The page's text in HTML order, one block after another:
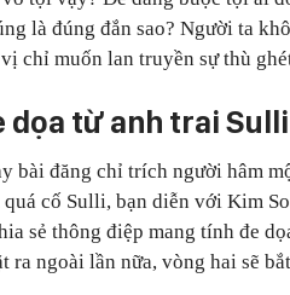
là đúng đắn sao? Người ta
vị chỉ muốn lan truyền sự thù
dọa từ anh trai Sulli
bài đăng chỉ trích người hâm
cố Sulli, bạn diễn với Kim
sẻ thông điệp mang tính đe
ra ngoài lần nữa, vòng hai sẽ